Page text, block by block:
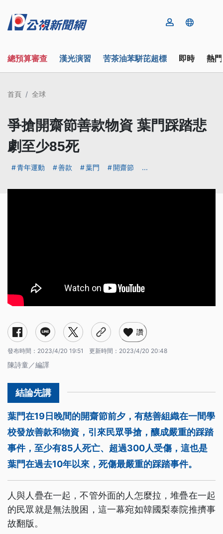
總預算審查 漢光演習 苦茶油苯駢芘超標 即時 熱
首頁 全球
爭搶開齋節善款物資 葉門踩踏悲
劇至少85死
青年運動 善款 葉門 開齋節 ...
讚
發布時間： 2023/4/20 19:51 更新時間： 2023/4/20 20:48
陳詩童／編譯
葉門在19日晚間的開齋節前夕，有慈善組織在一間學
校發放善款和物資，引來民眾爭搶，釀成嚴重的踩踏
事件，至少有85人死亡、超過300人受傷，這也是
葉門在過去10年以來，死傷最嚴重的踩踏事件。
人與人疊在一起，不管外面的人怎麼拉，堆疊在一起
的民眾就是無法脫困，這一幕宛如韓國梨泰院推擠事
故翻版。